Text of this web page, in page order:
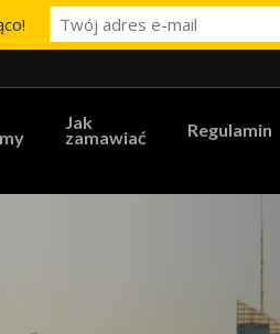
Jak
zamawiać Regulamin